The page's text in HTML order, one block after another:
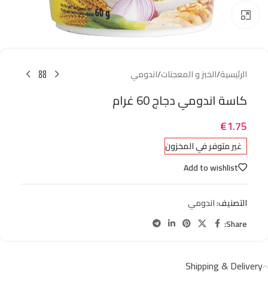
Click to enlarge
الرئيسية/الخبز و المعجنات/اندومي
كاسة اندومي دجاج 60 غرام
€1.75
غير متوفر في المخزون
Add to wishlist
التصنيف:اندومي
Share:
Shipping & Delivery